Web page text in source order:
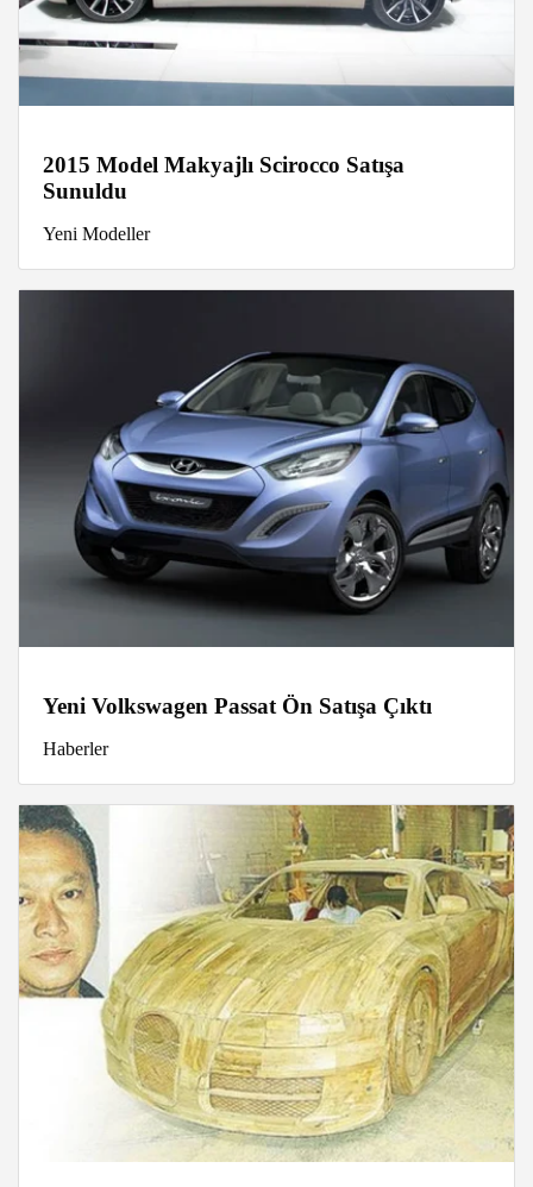
2015 Model Makyajlı Scirocco Satışa
Sunuldu
Yeni Modeller
Yeni Volkswagen Passat Ön Satışa Çıktı
Haberler